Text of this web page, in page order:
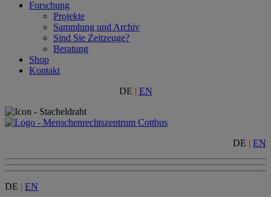
Forschung
Projekte
Sammlung und Archiv
Sind Sie Zeitzeuge?
Beratung
Shop
Kontakt
DE | EN
DE | EN
DE | EN